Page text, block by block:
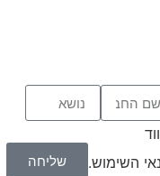
השימוש. שליחה